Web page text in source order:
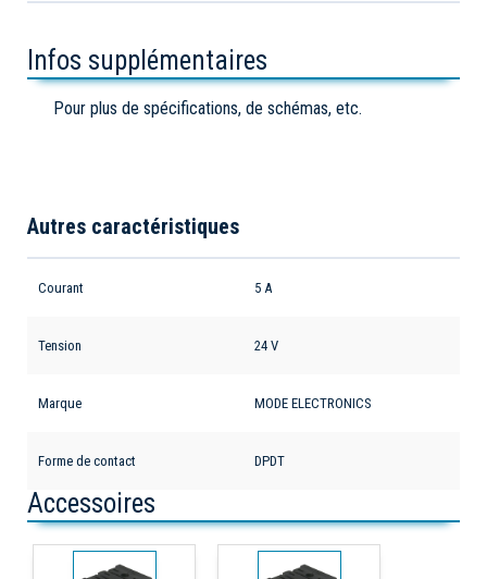
Infos supplémentaires
Pour plus de spécifications, de schémas, etc.
Autres caractéristiques
Courant 5 A
Tension 24 V
Marque MODE ELECTRONICS
Forme de contact DPDT
Accessoires